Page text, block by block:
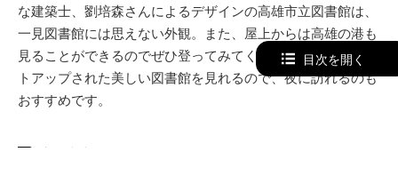
な建築士、劉培森さんによるデザインの高雄市立図書館は、
一見図書館には思えない外観。また、屋上からは高雄の港も
見ることができるのでぜひ登ってみてくださいね。夜はライ
トアップされた美しい図書館を見れるので、夜に訪れるのも
おすすめです。
高雄市立図書館総館の詳細
目次を開く